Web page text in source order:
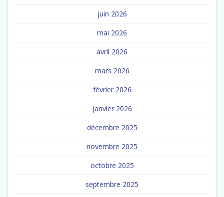
juin 2026
mai 2026
avril 2026
mars 2026
février 2026
janvier 2026
décembre 2025
novembre 2025
octobre 2025
septembre 2025